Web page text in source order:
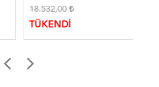
18.532,00
TÜKENDİ